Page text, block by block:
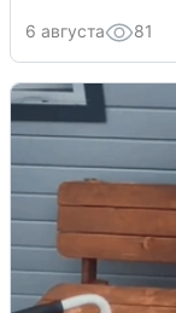
6 августа 81